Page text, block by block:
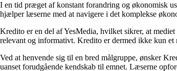
I en tid præget af konstant forandring og økonomisk
hjælper læserne med at navigere i det komplekse
Kredito er en del af YesMedia, hvilket sikrer, at
relevant og informativt. Kredito er dermed ikke kun et
Ved at henvende sig til en bred målgruppe, ønsker
uanset forudgående kendskab til emnet. Læserne